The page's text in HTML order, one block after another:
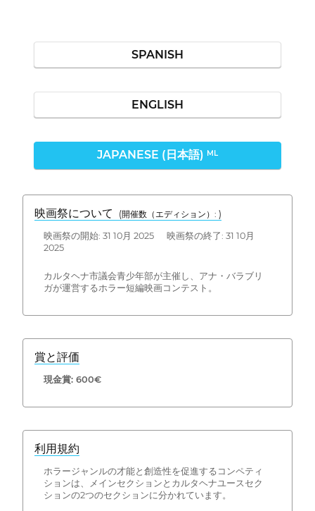
SPANISH
ENGLISH
JAPANESE (日本語) ML
映画祭について (開催数（エディション）: )
映画祭の開始: 31 10月 2025 映画祭の終了: 31 10月
2025
カルタヘナ市議会青少年部が主催し、アナ・バラブリ
ガが運営するホラー短編映画コンテスト。
賞と評価
現金賞: 600€
利用規約
ホラージャンルの才能と創造性を促進するコンペティ
ションは、メインセクションとカルタヘナユースセク
ションの2つのセクションに分かれています。